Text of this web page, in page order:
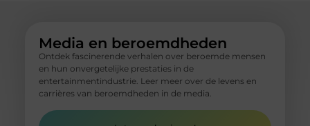
Media en beroemdheden
Ontdek fascinerende verhalen over beroemde mensen
en hun onvergetelijke prestaties in de
entertainmentindustrie. Leer meer over de levens en
carrières van beroemdheden in de media.